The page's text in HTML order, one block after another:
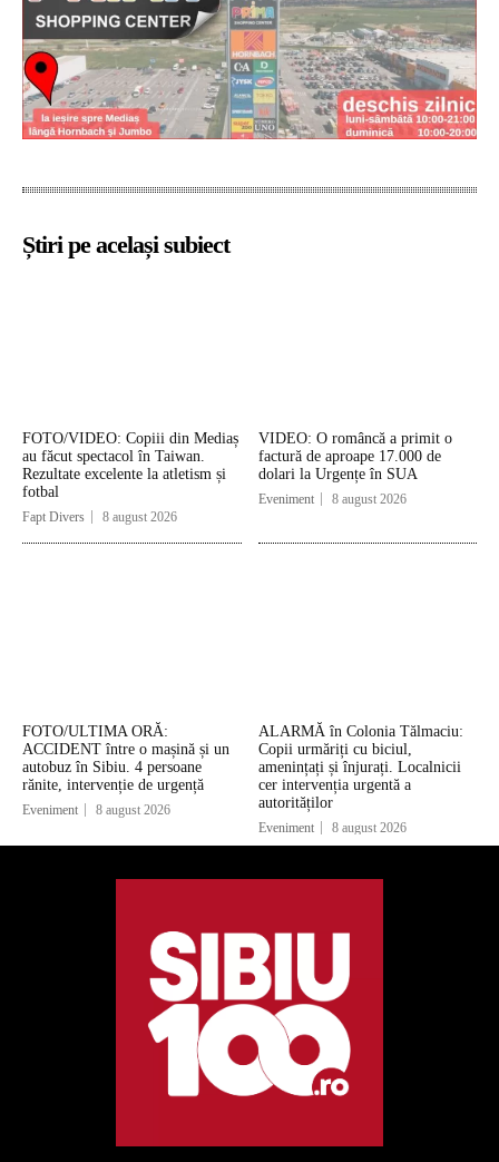
Știri pe același subiect
FOTO/VIDEO: Copiii din Mediaș
au făcut spectacol în Taiwan.
Rezultate excelente la atletism și
fotbal
Fapt Divers 8 august 2026
VIDEO: O româncă a primit o
factură de aproape 17.000 de
dolari la Urgențe în SUA
Eveniment 8 august 2026
FOTO/ULTIMA ORĂ:
ACCIDENT între o mașină și un
autobuz în Sibiu. 4 persoane
rănite, intervenție de urgență
Eveniment 8 august 2026
ALARMĂ în Colonia Tălmaciu:
Copii urmăriți cu biciul,
amenințați și înjurați. Localnicii
cer intervenția urgentă a
autorităților
Eveniment 8 august 2026